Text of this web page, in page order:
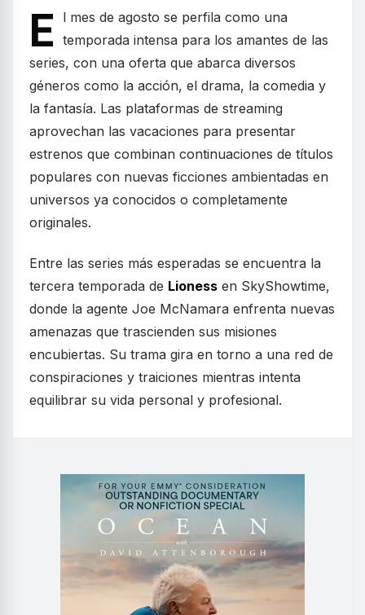
E
l mes de agosto se perfila como una
temporada intensa para los amantes de las
series, con una oferta que abarca diversos
géneros como la acción, el drama, la comedia y
la fantasía. Las plataformas de streaming
aprovechan las vacaciones para presentar
estrenos que combinan continuaciones de títulos
populares con nuevas ficciones ambientadas en
universos ya conocidos o completamente
originales.
Entre las series más esperadas se encuentra la
tercera temporada de Lioness en SkyShowtime,
donde la agente Joe McNamara enfrenta nuevas
amenazas que trascienden sus misiones
encubiertas. Su trama gira en torno a una red de
conspiraciones y traiciones mientras intenta
equilibrar su vida personal y profesional.